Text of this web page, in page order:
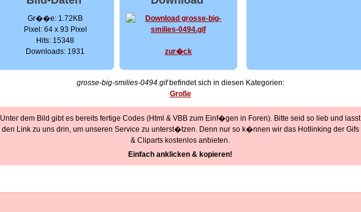
Gr��e: 1.72KB
Pixel: 64 x 93 Pixel
Hits: 15348
Downloads: 1931
zur�ck
grosse-big-smilies-0494.gifbefindet sich in diesen Kategorien:
Große
Unter dem Bild gibt es bereits fertige Codes (Html & VBB zum Einf�gen in Foren). Bitte seid so lieb und lasst
den Link zu uns drin, um unseren Service zu unterst�tzen. Denn nur so k�nnen wir das Hotlinking der Gifs
& Cliparts kostenlos anbieten.
Einfach anklicken & kopieren!